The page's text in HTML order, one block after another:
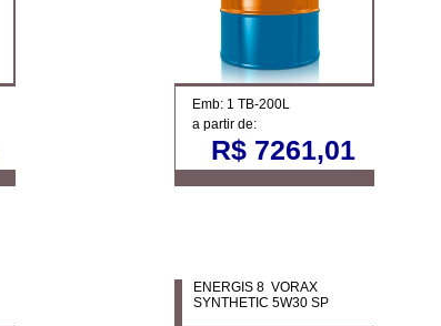
Emb: 1 TB-200L
a partir de:
R$ 7261,01
ENERGIS 8 VORAX
SYNTHETIC 5W30 SP